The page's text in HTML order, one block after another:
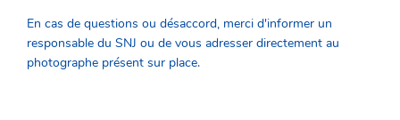
En cas de questions ou désaccord, merci d'informer un
responsable du SNJ ou de vous adresser directement au
photographe présent sur place.